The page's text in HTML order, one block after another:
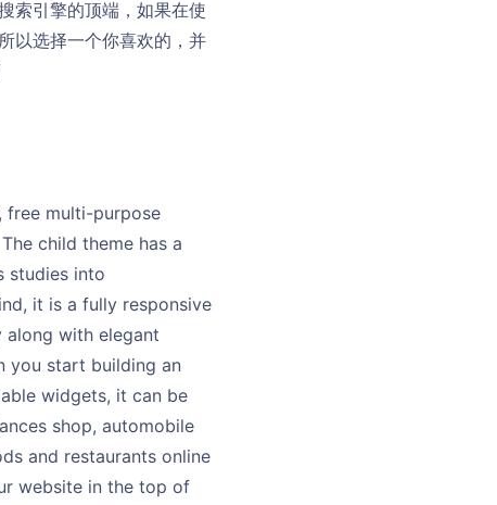
索引擎的顶端，如果在使
以选择一个你喜欢的，并
free multi-purpose
child theme has a
studies into
it is a fully responsive
along with elegant
you start building an
widgets, it can be
shop, automobile
and restaurants online
website in the top of